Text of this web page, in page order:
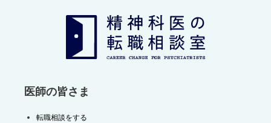
医師の皆さま
転職相談をする